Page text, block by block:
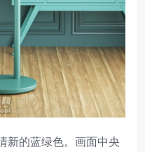
新的蓝绿色。画面中央